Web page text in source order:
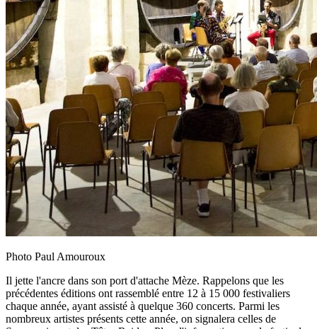
Photo Paul Amouroux
Il jette l'ancre dans son port d'attache Mèze. Rappelons que les
précédentes éditions ont rassemblé entre 12 à 15 000 festivaliers
chaque année, ayant assisté à quelque 360 concerts. Parmi les
nombreux artistes présents cette année, on signalera celles de